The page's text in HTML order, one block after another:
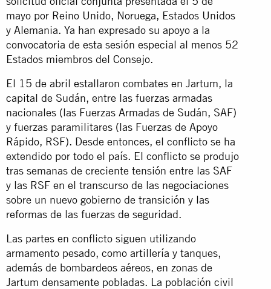
mayo por Reino Unido, Noruega, Estados Unidos
y Alemania. Ya han expresado su apoyo a la
convocatoria de esta sesión especial al menos 52
Estados miembros del Consejo.
El 15 de abril estallaron combates en Jartum, la
capital de Sudán, entre las fuerzas armadas
nacionales (las Fuerzas Armadas de Sudán, SAF)
y fuerzas paramilitares (las Fuerzas de Apoyo
Rápido, RSF). Desde entonces, el conflicto se ha
extendido por todo el país. El conflicto se produjo
tras semanas de creciente tensión entre las SAF
y las RSF en el transcurso de las negociaciones
sobre un nuevo gobierno de transición y las
reformas de las fuerzas de seguridad.
Las partes en conflicto siguen utilizando
armamento pesado, como artillería y tanques,
además de bombardeos aéreos, en zonas de
Jartum densamente pobladas. La población civil